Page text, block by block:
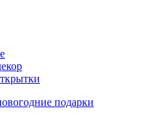
подарки